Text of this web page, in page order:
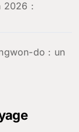
2026 :
do : un